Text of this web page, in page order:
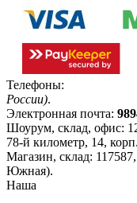
Телефоны:
России).
Электронная почта:
Шоурум, склад, офис:
78-й километр, 14,
Магазин, склад: 117587,
Южная).
Наша